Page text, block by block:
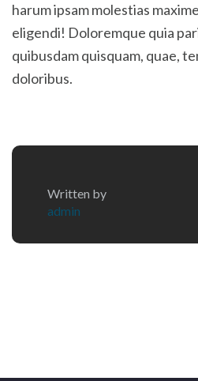
harum ipsam molestias
eligendi! Doloremque quia
quibusdam quisquam, quae,
doloribus.
Written by
admin